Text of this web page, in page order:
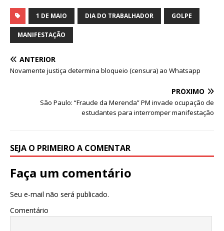
a
c
o
k
w
it
m
ai
h
at
p
1 DE MAIO DIA DO TRABALHADOR GOLPE
MANIFESTAÇÃO
ANTERIOR
Novamente justiça determina bloqueio (censura) ao Whatsapp
PRÓXIMO
São Paulo: “Fraude da Merenda” PM invade ocupação de
estudantes para interromper manifestação
SEJA O PRIMEIRO A COMENTAR
Faça um comentário
Seu e-mail não será publicado.
Comentário